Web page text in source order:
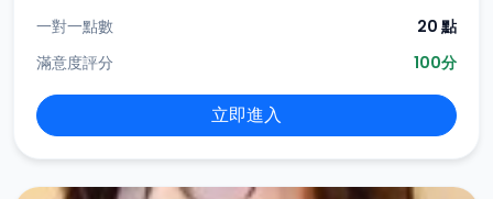
一對一點數
20 點
滿意度評分
100分
立即進入